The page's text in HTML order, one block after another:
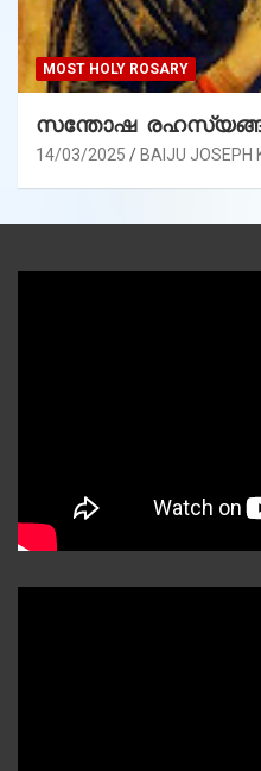
MOST HOLY ROSARY
സന്തോഷ രഹസ്യങ്ങൾ
14/03/2025 BAIJU JOSEPH